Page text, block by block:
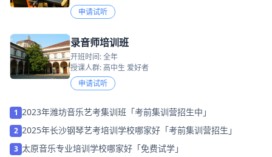
申请试听
录音师培训班
开班时间: 全年
授课人群: 高中生 爱好者
申请试听
1 2023年潍坊音乐艺考集训班「考前集训营招生中」
2 2025年长沙钢琴艺考培训学校哪家好「考前集训营招生」
3 太原音乐专业培训学校哪家好「免费试学」